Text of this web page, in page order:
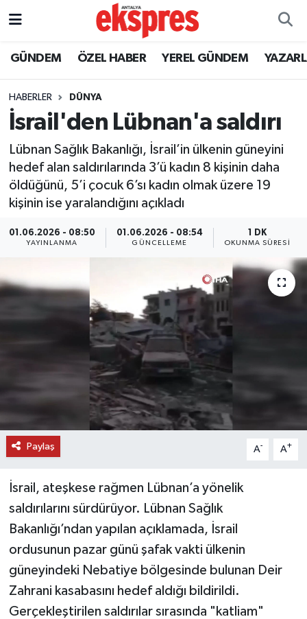
GÜNDEM ÖZEL HABER YEREL GÜNDEM
HABERLER DÜNYA
İsrail'den Lübnan'a saldırı
Lübnan Sağlık Bakanlığı, İsrail’in ülkenin güneyini
hedef alan saldırılarında 3’ü kadın 8 kişinin daha
öldüğünü, 5’i çocuk 6’sı kadın olmak üzere 19
kişinin ise yaralandığını açıkladı
01.06.2026 - 08:50
YAYINLANMA
01.06.2026 - 08:54
GÜNCELLEME
1 DK
OKUNMA SÜRESI
Paylaş A- A+
İsrail, ateşkese rağmen Lübnan’a yönelik
saldırılarını sürdürüyor. Lübnan Sağlık
Bakanlığı’ndan yapılan açıklamada, İsrail
ordusunun pazar günü şafak vakti ülkenin
güneyindeki Nebatiye bölgesinde bulunan Deir
Zahrani kasabasını hedef aldığı bildirildi.
Gerçekleştirilen saldırılar sırasında "katliam"
ÖZEL HABER
YEREL GÜNDEM
EKONOMİ
KÜLTÜR - SANAT
SPOR
SAĞLIK
TURİZM
RÖPORTAJ
YAZARLAR
MAGAZİN
Nöbetçi Eczaneler
Trafik Durumu
Süper Lig Puan Durumu ve Fikstür
Tüm Manşetler
Son Dakika Haberleri